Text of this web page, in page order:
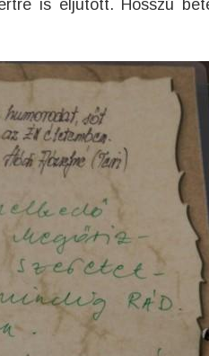
is eljutott. Hosszú